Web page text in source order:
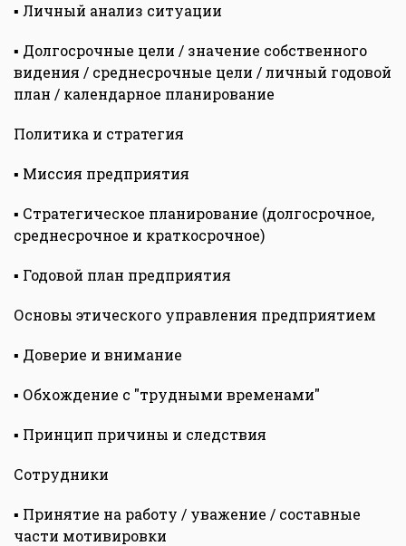
▪ Личный анализ ситуации
▪ Долгосрочные цели / значение собственного
видения / среднесрочные цели / личный годовой
план / календарное планирование
Политика и стратегия
▪ Миссия предприятия
▪ Стратегическое планирование (долгосрочное,
среднесрочное и краткосрочное)
▪ Годовой план предприятия
Основы этического управления предприятием
▪ Доверие и внимание
▪ Обхождение с "трудными временами"
▪ Принцип причины и следствия
Сотрудники
▪ Принятие на работу / уважение / составные
части мотивировки